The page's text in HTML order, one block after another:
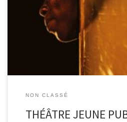
du Théâtre de la Guimbarde qui allie
(accessible dès 1,5 ans). Sur le toit
jeune femme mêle l’argile et l’eau,
NON CLASSÉ
THÉÂTRE JEUNE